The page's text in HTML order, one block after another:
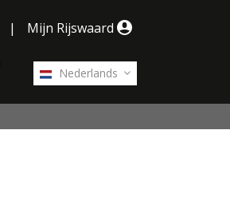
| Mijn Rijswaard
Nederlands